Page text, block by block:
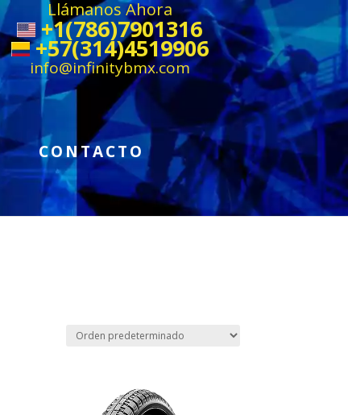
Llámanos Ahora
+1(786)7901316
+57(314)4519906
info@infinitybmx.com
CONTACTO